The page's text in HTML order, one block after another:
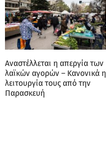
Αναστέλλεται η απεργία των
λαϊκών αγορών – Κανονικά η
λειτουργία τους από την
Παρασκευή